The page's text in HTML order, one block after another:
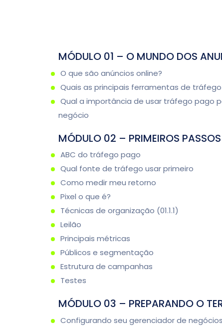
MÓDULO 01 – O MUNDO DOS
O que são anúncios online?
Quais as principais ferramentas de
Qual a importância de usar tráfego pago
negócio
MÓDULO 02 – PRIMEIROS PASSOS
ABC do tráfego pago
Qual fonte de tráfego usar primeiro
Como medir meu retorno
Pixel o que é?
Técnicas de organização (01.1.1)
Leilão
Principais métricas
Públicos e segmentação
Estrutura de campanhas
Testes
MÓDULO 03 – PREPARANDO O
Configurando seu gerenciador de negócios